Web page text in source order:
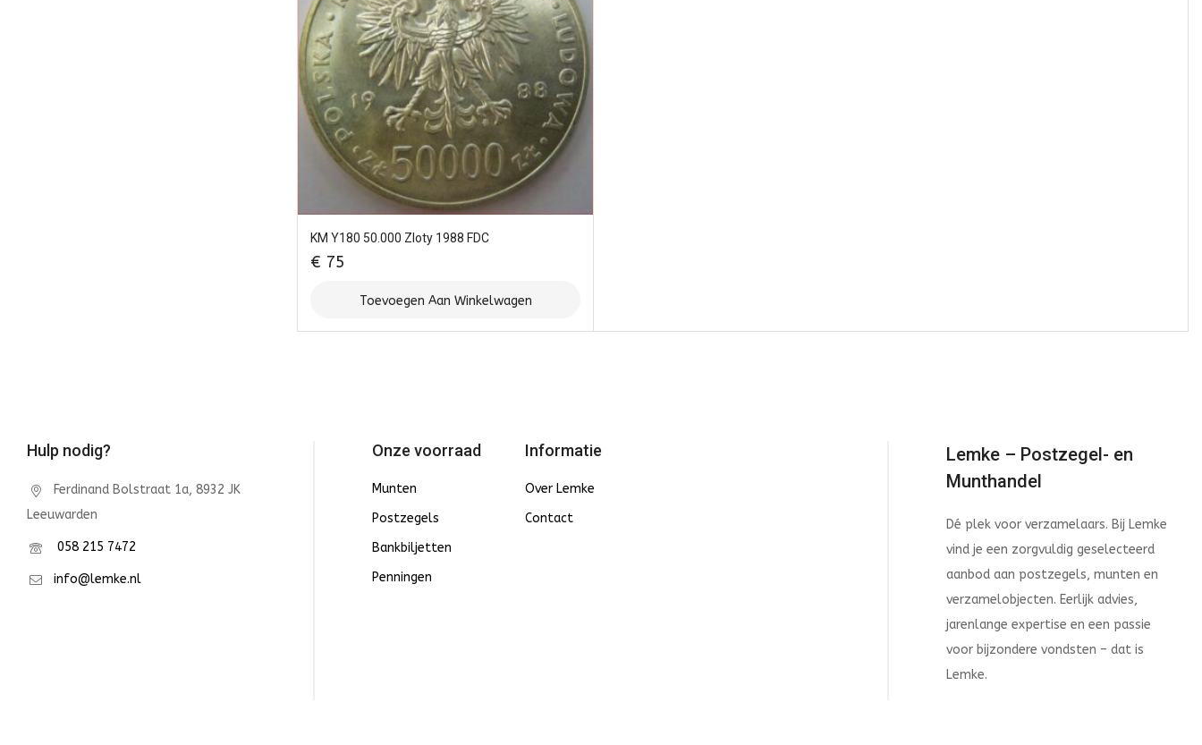
KM Y180 50.000 Zloty 1988 FDC
€ 75
Toevoegen Aan Winkelwagen
Hulp nodig?
Ferdinand Bolstraat 1a, 8932 JK
Leeuwarden
058 215 7472
info@lemke.nl
Onze voorraad
Munten
Postzegels
Bankbiljetten
Penningen
Informatie
Over Lemke
Contact
Lemke – Postzegel- en
Munthandel
Dé plek voor verzamelaars. Bij Lemke
vind je een zorgvuldig geselecteerd
aanbod aan postzegels, munten en
verzamelobjecten. Eerlijk advies,
jarenlange expertise en een passie
voor bijzondere vondsten – dat is
Lemke.